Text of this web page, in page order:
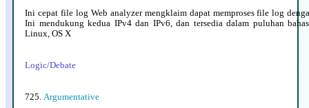
Ini cepat file log Web analyzer mengklaim dapat memproses file log
Ini mendukung kedua IPv4 dan IPv6, dan tersedia dalam puluhan
Linux, OS X
Logic/Debate
725. Argumentative